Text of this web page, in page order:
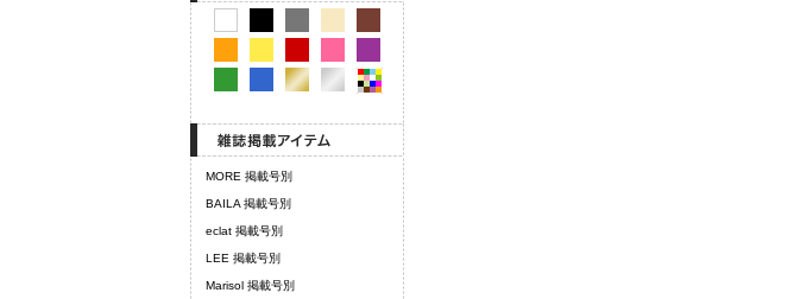
MORE 掲載号別
BAILA 掲載号別
eclat 掲載号別
LEE 掲載号別
Marisol 掲載号別